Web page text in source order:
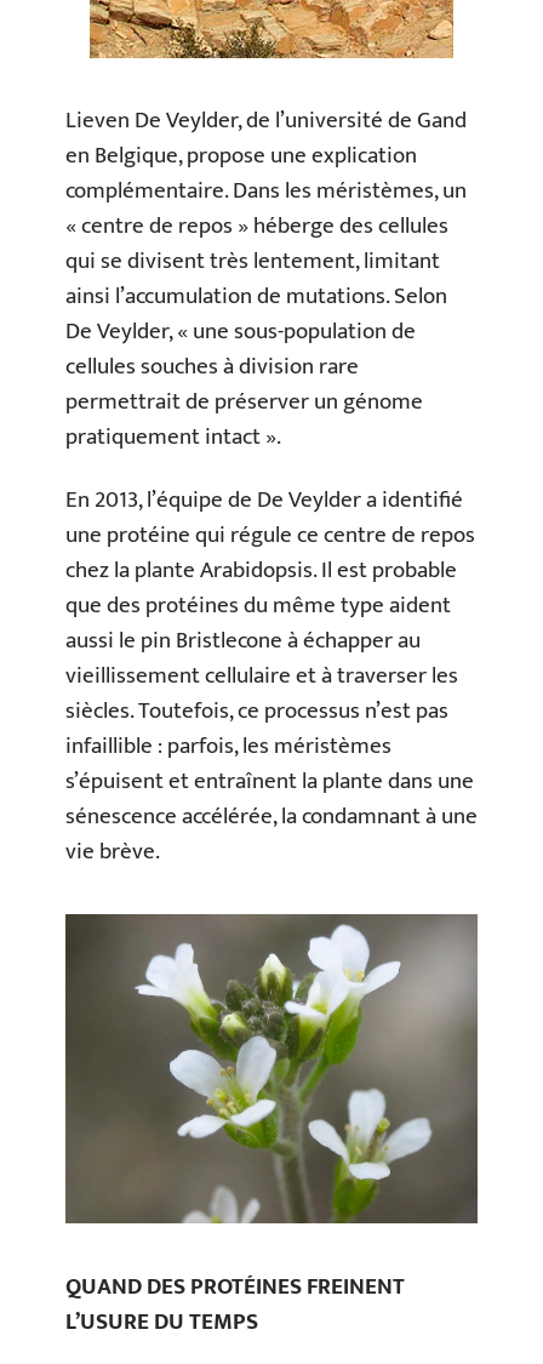
Lieven De Veylder, de l’université de Gand
en Belgique, propose une explication
complémentaire. Dans les méristèmes, un
« centre de repos » héberge des cellules
qui se divisent très lentement, limitant
ainsi l’accumulation de mutations. Selon
De Veylder, « une sous-population de
cellules souches à division rare
permettrait de préserver un génome
pratiquement intact ».
En 2013, l’équipe de De Veylder a identifié
une protéine qui régule ce centre de repos
chez la plante Arabidopsis. Il est probable
que des protéines du même type aident
aussi le pin Bristlecone à échapper au
vieillissement cellulaire et à traverser les
siècles. Toutefois, ce processus n’est pas
infaillible : parfois, les méristèmes
s’épuisent et entraînent la plante dans une
sénescence accélérée, la condamnant à une
vie brève.
QUAND DES PROTÉINES FREINENT
L’USURE DU TEMPS